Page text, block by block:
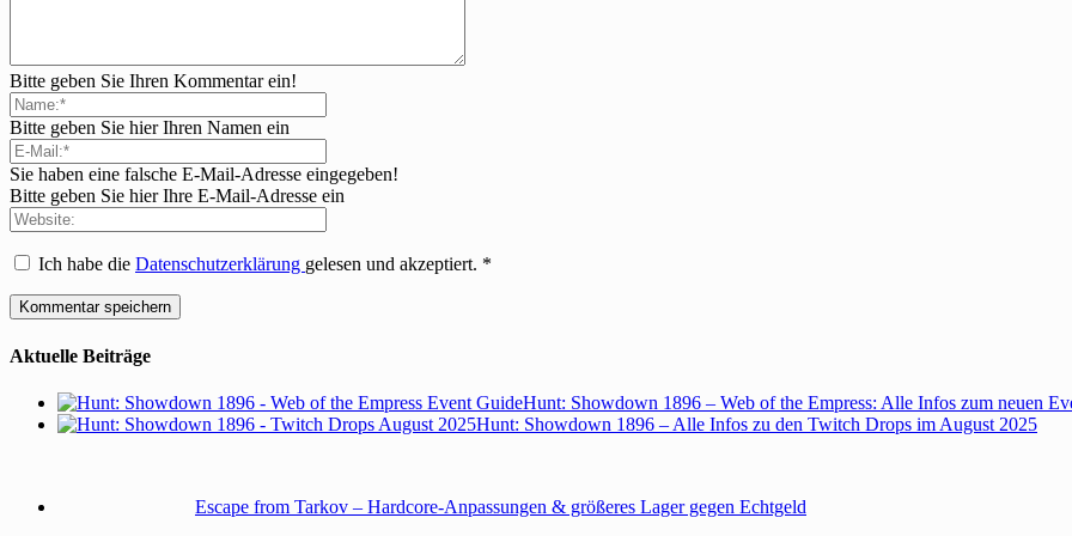
Bitte geben Sie Ihren Kommentar ein!
Bitte geben Sie hier Ihren Namen ein
Sie haben eine falsche E-Mail-Adresse eingegeben!
Bitte geben Sie hier Ihre E-Mail-Adresse ein
Ich habe die Datenschutzerklärung gelesen und akzeptiert. *
Aktuelle Beiträge
Hunt: Showdown 1896 – Web of the Empress: Alle Infos zum neuen
Hunt: Showdown 1896 – Alle Infos zu den Twitch Drops im August 2025
Escape from Tarkov – Hardcore-Anpassungen & größeres Lager gegen Echtgeld